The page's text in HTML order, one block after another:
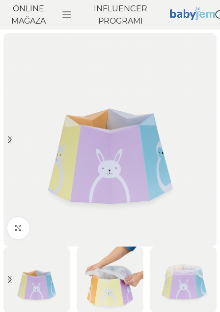
ONLINE
MAĞAZA
INFLUENCER
PROGRAMI
Anasayfa Seyahat